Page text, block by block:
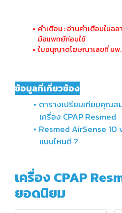
คำเตือน : อ่านคำเตือนในฉ
มือแพทย์ก่อนใช้
ใบอนุญาตโฆษณาเลขที่ ฆพ
ข้อมูลที่เกี่ยวข้อง
ตารางเปรียบเทียบคุณ
เครื่อง CPAP Resmed
Resmed AirSense 10
แบบไหนดี ?
เครื่อง CPAP
ยอดนิยม